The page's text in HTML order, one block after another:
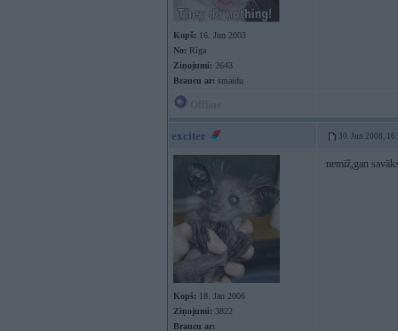
Kopš: 16. Jun 2003
No: Rīga
Ziņojumi: 2643
Braucu ar: smaidu
exciter 30. Jun 2008,
Kopš: 18. Jan 2006
Ziņojumi: 3822
Braucu ar:
nemīž,gan